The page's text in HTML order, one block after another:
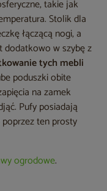
takie jak
Stolik dla
łączącą nogi, a
w szybę z
tych mebli
poduszki obite
na zamek
Pufy posiadają
ten prosty
ogrodowe.